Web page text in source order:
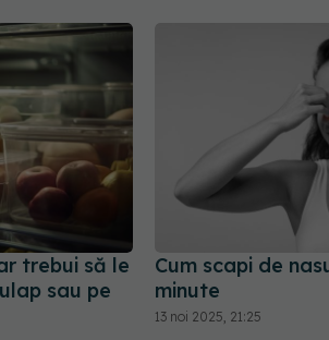
trebui să le
sau pe
Cum scapi de
minute
13 noi 2025, 21:25